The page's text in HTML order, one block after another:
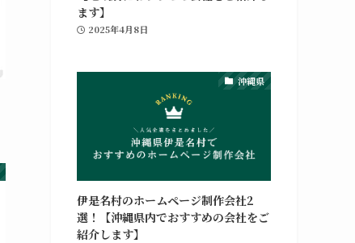
ます】
2025年4月8日
沖縄県
伊是名村のホームページ制作会社2
選！【沖縄県内でおすすめの会社をご
紹介します】